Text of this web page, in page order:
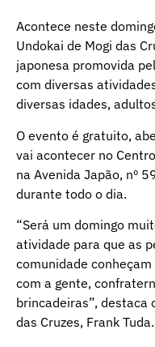
Acontece neste
Undokai de Mogi das
japonesa promovida
com diversas
diversas idades,
O evento é gratuito,
vai acontecer no
na Avenida Japão, nº
durante todo o dia.
“Será um domingo
atividade para que as
comunidade
com a gente,
brincadeiras”, destaca
das Cruzes, Frank Tuda.